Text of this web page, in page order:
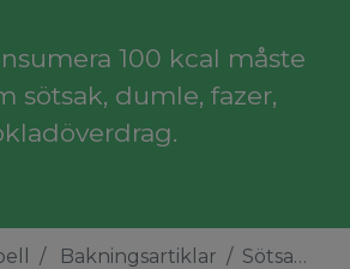
100 kcal måste
sötsak, dumle, fazer,
Bakningsartiklar Sötsak, dumle, fazer, kola med chokladöverdrag